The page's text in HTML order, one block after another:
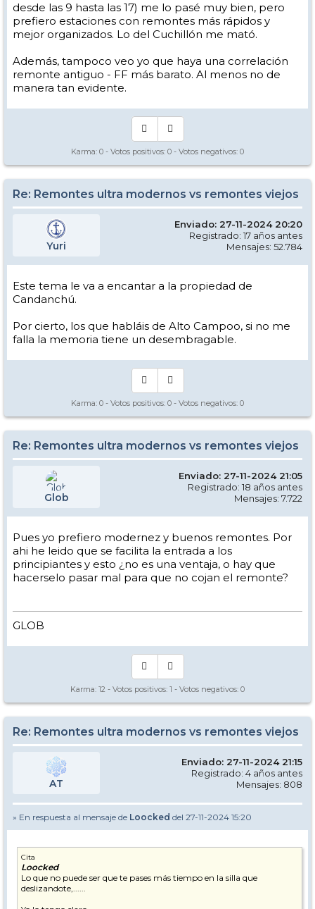
desde las 9 hasta las 17) me lo pasé muy bien, pero
prefiero estaciones con remontes más rápidos y
mejor organizados. Lo del Cuchillón me mató.
Además, tampoco veo yo que haya una correlación
remonte antiguo - FF más barato. Al menos no de
manera tan evidente.
Karma: 0 - Votos positivos: 0 - Votos negativos: 0
Re: Remontes ultra modernos vs remontes viejos
Yuri
Enviado: 27-11-2024 20:20
Registrado: 17 años antes
Mensajes: 52.784
Este tema le va a encantar a la propiedad de
Candanchú.
Por cierto, los que habláis de Alto Campoo, si no me
falla la memoria tiene un desembragable.
Karma: 0 - Votos positivos: 0 - Votos negativos: 0
Re: Remontes ultra modernos vs remontes viejos
Glob
Enviado: 27-11-2024 21:05
Registrado: 18 años antes
Mensajes: 7.722
Pues yo prefiero modernez y buenos remontes. Por
ahi he leido que se facilita la entrada a los
principiantes y esto ¿no es una ventaja, o hay que
hacerselo pasar mal para que no cojan el remonte?
GLOB
Karma: 12 - Votos positivos: 1 - Votos negativos: 0
Re: Remontes ultra modernos vs remontes viejos
AT
Enviado: 27-11-2024 21:15
Registrado: 4 años antes
Mensajes: 808
» En respuesta al mensaje de Loocked del 27-11-2024 15:20
Cita
Loocked
Lo que no puede ser que te pases más tiempo en la silla que
deslizandote,......